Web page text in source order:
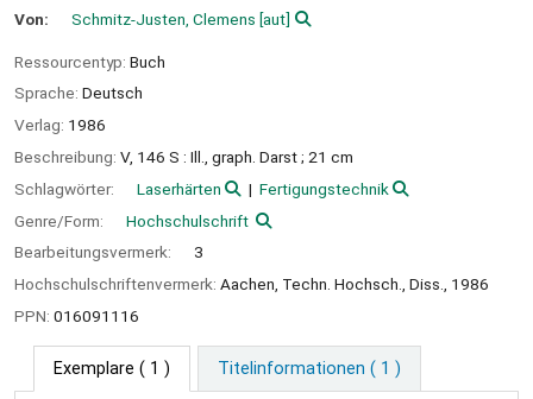
Von: Schmitz-Justen, Clemens [aut]
Ressourcentyp: Buch
Sprache: Deutsch
Verlag: 1986
Beschreibung: V, 146 S : Ill., graph. Darst ; 21 cm
Schlagwörter:
Laserhärten
Fertigungstechnik
Genre/Form:
Hochschulschrift
Bearbeitungsvermerk:
3
Hochschulschriftenvermerk: Aachen, Techn. Hochsch., Diss., 1986
PPN: 016091116
Exemplare ( 1 ) Titelinformationen ( 1 )